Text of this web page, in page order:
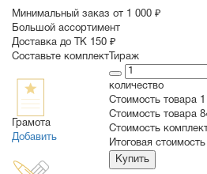
Минимальный заказ от 1 000 ₽
Большой ассортимент
Доставка до ТК 150 ₽
Составьте комплект
Грамота
Добавить
Тираж
количество
Стоимость товара
Cтоимость товара
Стоимость
Итоговая стоимость
Купить